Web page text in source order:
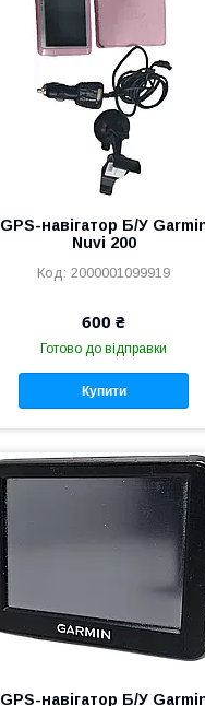
GPS-навігатор Б/У
Nuvi 200
2000001099919
600 ₴
Готово до відправки
Купити
GPS-навігатор Б/У